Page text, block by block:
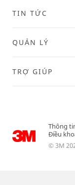
TIN TỨC
QUẢN LÝ
TRỢ GIÚP
Thông
Điều
© 3M